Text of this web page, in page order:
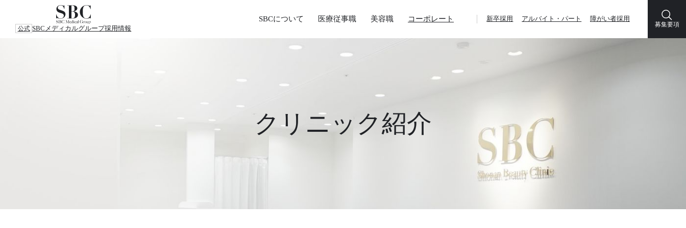
公式 SBCメディカルグループ採用情報
SBCについて 医療従事職 美容職 コーポレート 新卒採用 アルバイト・パート 障がい者採用
募集要項
クリニック紹介